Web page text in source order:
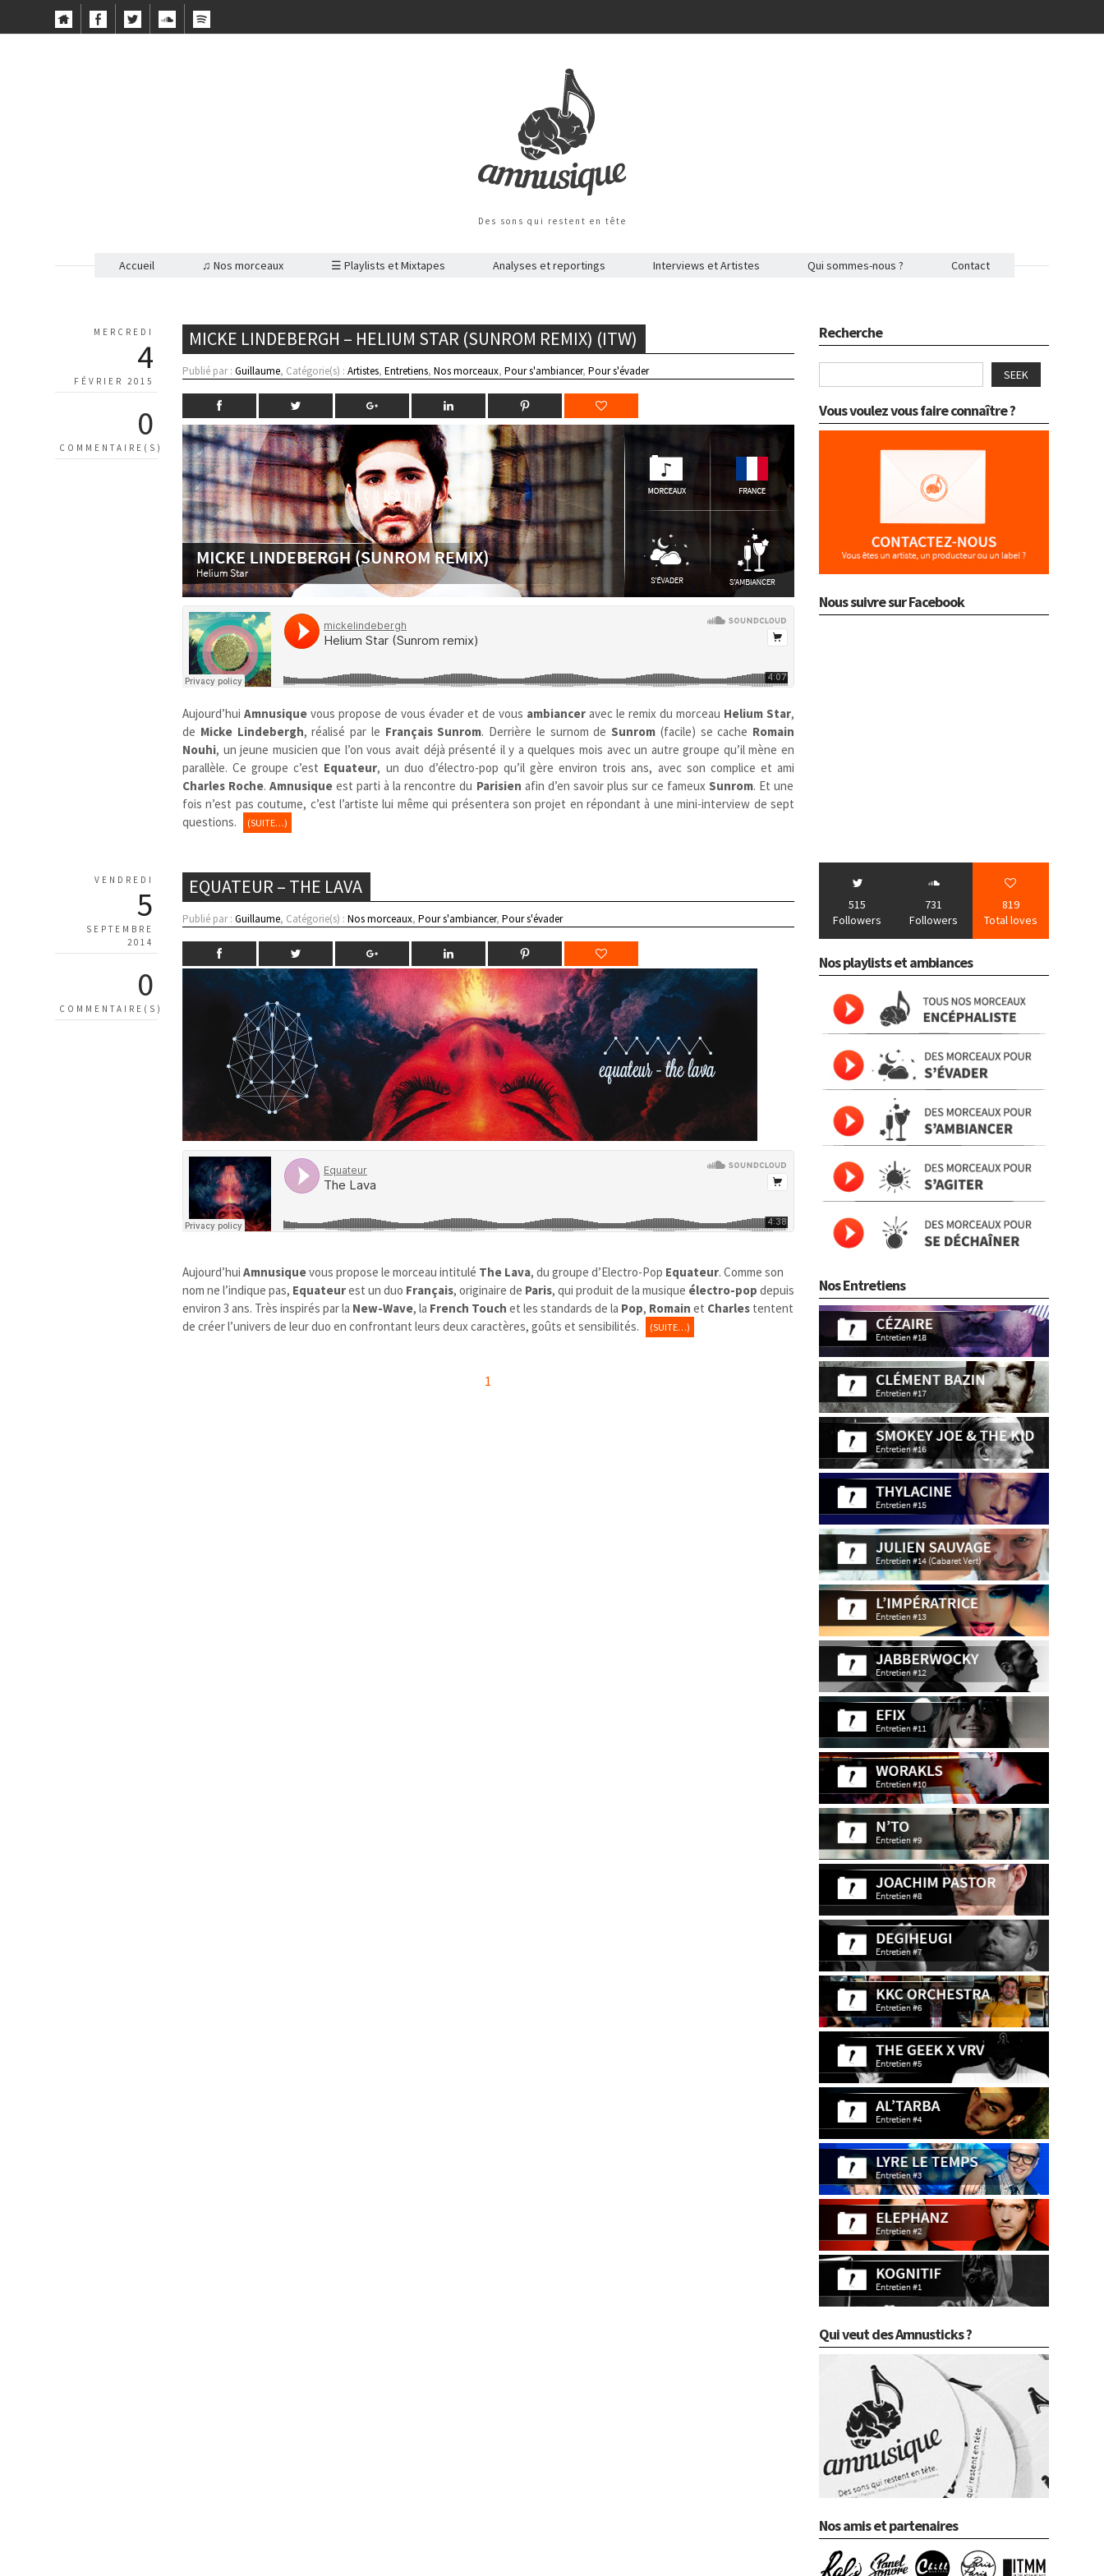
Des sons qui restent en tête
Accueil ♫ Nos morceaux ☰ Playlists et Mixtapes Analyses et reportings Interviews et Artistes Qui sommes-nous ? Contact
MERCREDI
4
FÉVRIER 2015
0
COMMENTAIRE(S)
MICKE LINDEBERGH – HELIUM STAR (SUNROM REMIX) (ITW)
Publié par :Guillaume, Catégorie(s) :Artistes,Entretiens,Nos morceaux,Pour s'ambiancer,Pour s'évader
Aujourd’huiAmnusique vous propose de vous évader et de vous ambiancer avec le remix du morceau Helium Star,
de Micke Lindebergh, réalisé par le Français Sunrom. Derrière le surnom deSunrom (facile) se cache Romain
Nouhi, un jeune musicien que l’on vous avait déjà présenté il y a quelques mois avec un autre groupe qu’il mène en
parallèle. Ce groupe c’est Equateur, un duo d’électro-pop qu’il gère environ trois ans, avec son complice et ami
Charles Roche.Amnusique est parti à la rencontre du Parisien afin d’en savoir plus sur ce fameux Sunrom. Et une
fois n’est pas coutume, c’est l’artiste lui même qui présentera son projet en répondant à une mini-interview de sept
questions.
(SUITE…)
VENDREDI
5
SEPTEMBRE
2014
0
COMMENTAIRE(S)
EQUATEUR – THE LAVA
Publié par :Guillaume, Catégorie(s) :Nos morceaux,Pour s'ambiancer,Pour s'évader
Aujourd’huiAmnusiquevous propose le morceau intitulé The Lava, du groupe d’Electro-Pop Equateur. Comme son
nom ne l’indique pas, Equateurest un duo Français, originaire de Paris, qui produit de la musique électro-pop depuis
environ 3 ans. Très inspirés par la New-Wave, la French Touch et les standards de la Pop, Romain et Charles tentent
de créer l’univers de leur duo en confrontant leurs deux caractères, goûts et sensibilités.
(SUITE…)
1
Recherche
SEEK
Vous voulez vous faire connaître ?
Nous suivre sur Facebook
515
Followers
731
Followers
819
Total loves
Nos playlists et ambiances
Nos Entretiens
Qui veut des Amnusticks ?
Nos amis et partenaires